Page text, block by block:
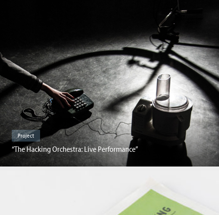
Project
“The Hacking Orchestra: Live Performance”